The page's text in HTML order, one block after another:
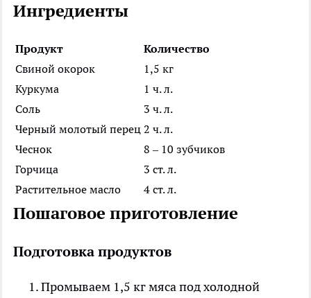
Ингредиенты
Продукт
Количество
Свиной окорок
1,5 кг
Куркума
1 ч. л.
Соль
3 ч. л.
Черный молотый перец 2 ч. л.
Чеснок
8 – 10 зубчиков
Горчица
3 ст. л.
Растительное масло
4 ст. л.
Пошаговое приготовление
Подготовка продуктов
Промываем 1,5 кг мяса под холодной